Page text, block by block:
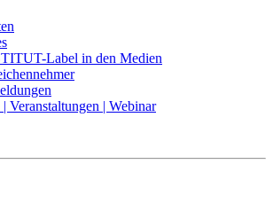
Label in den Medien
Veranstaltungen | Webinar